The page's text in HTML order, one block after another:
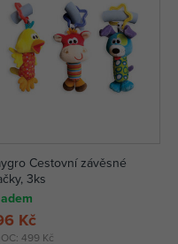
Cestovní závěsné
3ks
499 Kč
Kč